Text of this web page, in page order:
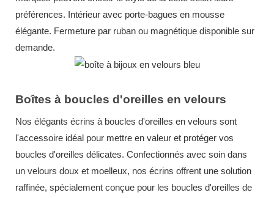
préférences. Intérieur avec porte-bagues en mousse
élégante. Fermeture par ruban ou magnétique disponible sur
demande.
Boîtes à boucles d'oreilles en velours
Nos élégants écrins à boucles d'oreilles en velours sont
l'accessoire idéal pour mettre en valeur et protéger vos
boucles d'oreilles délicates. Confectionnés avec soin dans
un velours doux et moelleux, nos écrins offrent une solution
raffinée, spécialement conçue pour les boucles d'oreilles de